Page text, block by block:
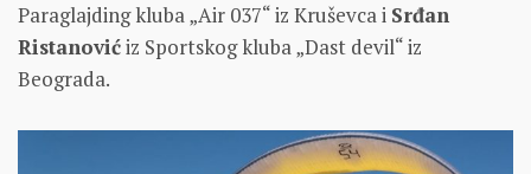
Paraglajding kluba „Air 037“ iz Kruševca i Srđan
Ristanovićiz Sportskog kluba „Dast devil“ iz
Beograda.